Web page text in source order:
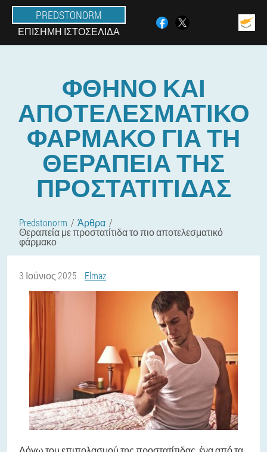
PREDSTONORM
ΕΠΊΣΗΜΗ ΙΣΤΟΣΕΛΊΔΑ
ΦΘΗΝΌ ΚΑΙ
ΑΠΟΤΕΛΕΣΜΑΤΙΚΌ
ΦΆΡΜΑΚΟ ΓΙΑ ΤΗ
ΘΕΡΑΠΕΊΑ ΤΗΣ
ΠΡΟΣΤΑΤΊΤΙΔΑΣ
Predstonorm Άρθρα
Θεραπεία με προστατίτιδα το πιο αποτελεσματικό
φάρμακο
3 Ιούνιος 2025 Elmaz